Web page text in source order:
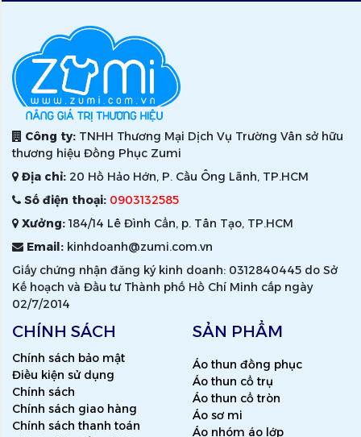
Công ty: TNHH Thương Mại Dịch Vụ Trường Vân sở hữu
thương hiệu Đồng Phục Zumi
Địa chỉ: 20 Hồ Hảo Hớn, P. Cầu Ông Lãnh, TP.HCM
Số điện thoại: 0903132585
Xưởng:184/14 Lê Đình Cẩn, p. Tân Tạo, TP.HCM
Email: kinhdoanh@zumi.com.vn
Giấy chứng nhận đăng ký kinh doanh: 0312840445 do Sở
Kế hoạch và Đầu tư Thành phố Hồ Chí Minh cấp ngày
02/7/2014
CHÍNH SÁCH
Chính sách bảo mật
Điều kiện sử dụng
Chính sách
Chính sách giao hàng
Chính sách thanh toán
SẢN PHẨM
Áo thun đồng phục
Áo thun cổ trụ
Áo thun cổ tròn
Áo sơ mi
Áo nhóm áo lớp